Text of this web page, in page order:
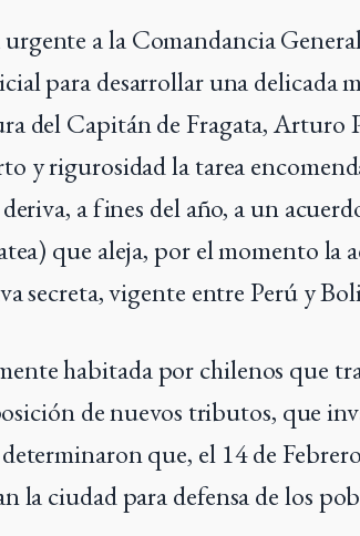
a la Comandancia
para desarrollar una delicada
del Capitán de Fragata, Arturo
y rigurosidad la tarea
a fines del año, a un
que aleja, por el momento la
secreta, vigente entre Perú y
habitada por chilenos que
de nuevos tributos, que
que, el 14 de
la ciudad para defensa de los